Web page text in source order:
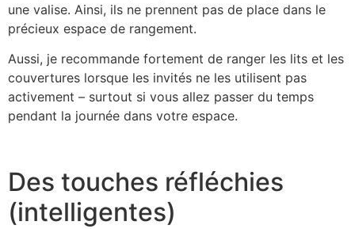
une valise. Ainsi, ils ne prennent pas de place dans le
précieux espace de rangement.
Aussi, je recommande fortement de ranger les lits et les
couvertures lorsque les invités ne les utilisent pas
activement – surtout si vous allez passer du temps
pendant la journée dans votre espace.
Des touches réfléchies
(intelligentes)